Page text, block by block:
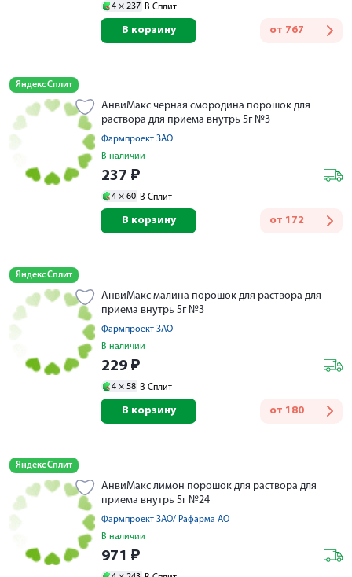
4 × 237 В Сплит
от 767
В корзину
Яндекс Сплит
АнвиМакс черная смородина порошок для
раствора для приема внутрь 5г №3
Фармпроект ЗАО
В наличии
237 ₽
4 × 60 В Сплит
от 172
В корзину
Яндекс Сплит
АнвиМакс малина порошок для раствора для
приема внутрь 5г №3
Фармпроект ЗАО
В наличии
229 ₽
4 × 58 В Сплит
от 180
В корзину
Яндекс Сплит
АнвиМакс лимон порошок для раствора для
приема внутрь 5г №24
Фармпроект ЗАО/ Рафарма АО
В наличии
971 ₽